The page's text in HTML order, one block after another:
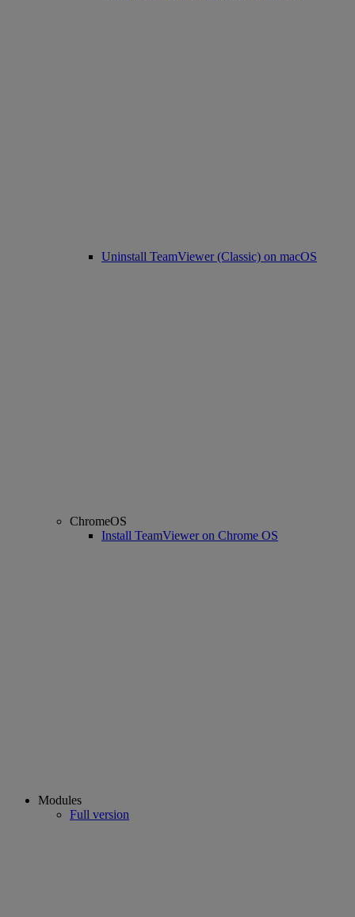
Uninstall TeamViewer (Classic) on macOS
ChromeOS
Install TeamViewer on Chrome OS
Modules
Full version